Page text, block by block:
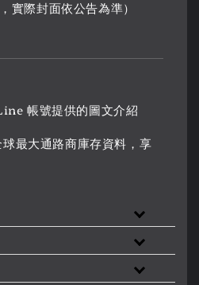
際封面依公告為準）
帳號提供的圖文介紹
最大通路商庫存資料，享